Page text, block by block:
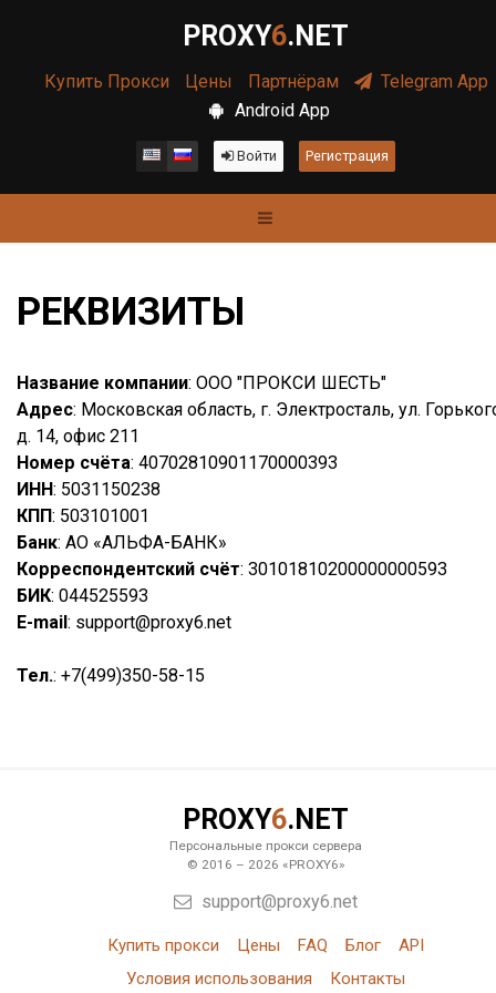
PROXY6.NET
Купить Прокси Цены Партнёрам
Telegram App
Android App
Войти Регистрация
РЕКВИЗИТЫ
Название компании: ООО "ПРОКСИ ШЕСТЬ"
Адрес: Московская область, г. Электросталь, ул.
д. 14, офис 211
Номер счёта: 40702810901170000393
ИНН: 5031150238
КПП: 503101001
Банк: АО «АЛЬФА-БАНК»
Корреспондентский счёт: 30101810200000000593
БИК: 044525593
E-mail: support@proxy6.net
Тел.: +7(499)350-58-15
PROXY6.NET
Персональные прокси сервера
© 2016 – 2026 «PROXY6»
support@proxy6.net
Купить прокси Цены FAQ Блог
API
Условия использования
Контакты